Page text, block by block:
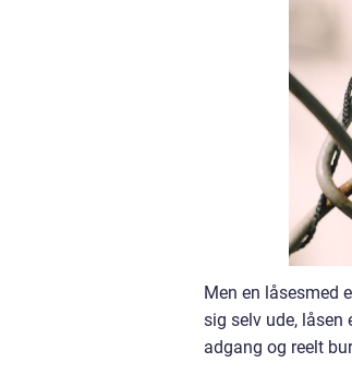
Men en låsesmed
sig selv ude, låsen
adgang og reelt